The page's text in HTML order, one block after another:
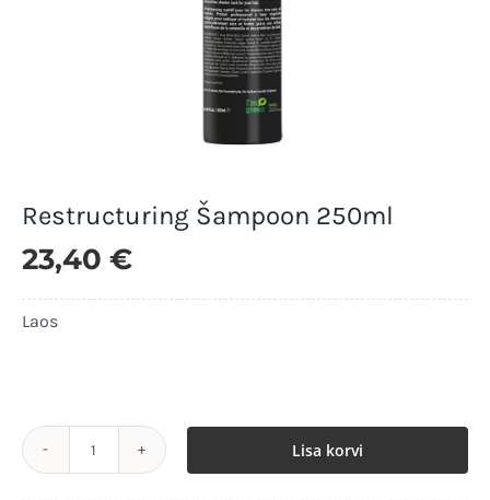
Restructuring Šampoon 250ml
23,40 €
Laos
Restructuring
Lisa korvi